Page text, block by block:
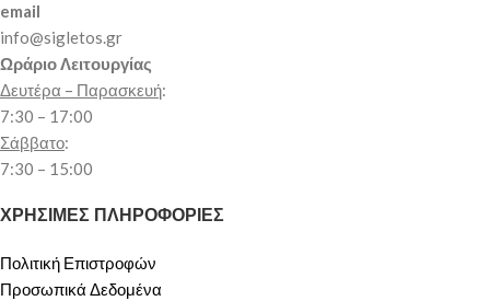
email
info@sigletos.gr
Ωράριο Λειτουργίας
Δευτέρα – Παρασκευή:
7:30 – 17:00
Σάββατο:
7:30 – 15:00
ΧΡΗΣΙΜΕΣ ΠΛΗΡΟΦΟΡΙΕΣ
Πολιτική Επιστροφών
Προσωπικά Δεδομένα